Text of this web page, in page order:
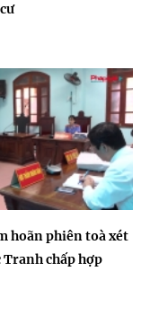
hoãn phiên toà xét
Tranh chấp hợp